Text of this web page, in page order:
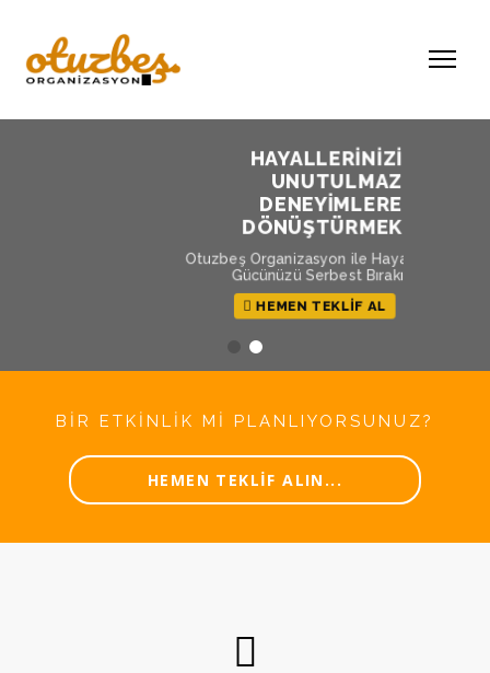
HAYALLERİNİZİ
UNUTULMAZ
DENEYİMLERE
DÖNÜŞTÜRMEK
Otuzbeş Organizasyon ile Hayal
Gücünüzü Serbest Bırakın
HEMEN TEKLİF AL
BİR ETKİNLİK Mİ PLANLIYORSUNUZ?
HEMEN TEKLİF ALIN...